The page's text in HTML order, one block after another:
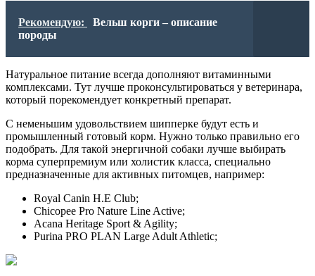
Рекомендую:
Вельш корги – описание
породы
Натуральное питание всегда дополняют витаминными
комплексами. Тут лучше проконсультироваться у ветеринара,
который порекомендует конкретный препарат.
С неменьшим удовольствием шипперке будут есть и
промышленный готовый корм. Нужно только правильно его
подобрать. Для такой энергичной собаки лучше выбирать
корма суперпремиум или холистик класса, специально
предназначенные для активных питомцев, например:
Royal Canin H.E Club;
Chicopee Pro Nature Line Active;
Acana Heritage Sport & Agility;
Purina PRO PLAN Large Adult Athletic;